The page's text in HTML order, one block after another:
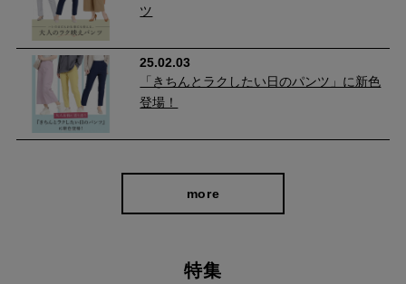
タテヨコによく伸びるストレッチ素材のため、見た目はスッキリ
しながらも締め付け感は少なく、長時間穿いていても窮屈さを感
と伸びてはき心地も楽ラク。 身体の動きにフィットし、一日中快
ツ
25.02.03
「きちんとラクしたい日のパンツ」に新色
登場！
more
特集